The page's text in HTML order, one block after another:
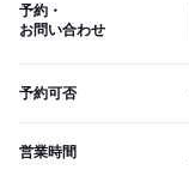
予約・
お問い合わせ
予約可否
営業時間